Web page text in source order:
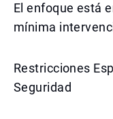
El enfoque está
mínima
Restricciones
Seguridad